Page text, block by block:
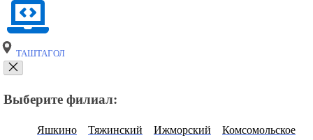
ТАШТАГОЛ
Выберите филиал:
Яшкино Тяжинский Ижморский
Комсомольское